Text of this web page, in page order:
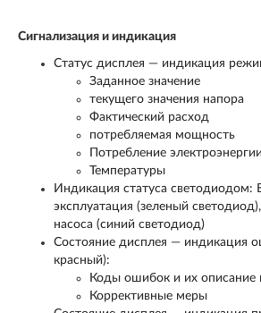
Сигнализация и индикация
Статус дисплея — индикация
Заданное значение
текущего значения напора
Фактический расход
потребляемая мощность
Потребление
Температуры
Индикация статуса светодиодом:
эксплуатация (зеленый
насоса (синий светодиод)
Состояние дисплея — индикация
красный):
Коды ошибок и их описание
Коррективные меры